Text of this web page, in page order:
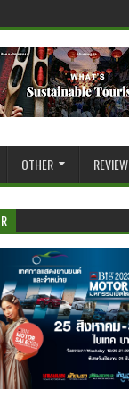
OTHER REVIEW